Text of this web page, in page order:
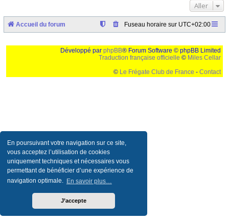
En poursuivant votre navigation sur ce site,
vous acceptez l’utilisation de cookies
uniquement techniques et nécessaires vous
permettant de bénéficier d’une expérience de
navigation optimale. En savoir plus…
J’accepte
Aller
Accueil du forum Fuseau horaire sur UTC+02:00
Développé par phpBB® Forum Software © phpBB Limited
Traduction française officielle © Miles Cellar
© Le Frégate Club de France - Contact